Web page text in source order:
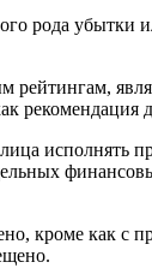
рода убытки
исполнять
кроме как с